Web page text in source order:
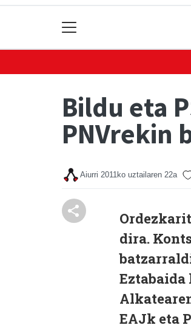
Bildu eta
PNVrekin
Aiurri 2011ko uztailaren 22a
dira.
EAJk eta